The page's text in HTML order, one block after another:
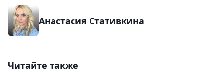
Анастасия Стативкина
Читайте также